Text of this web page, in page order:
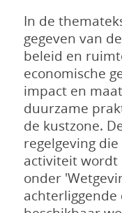
In de
gegeven van
beleid en
economische
impact en
duurzame
de kustzone.
regelgeving
activiteit wordt
onder